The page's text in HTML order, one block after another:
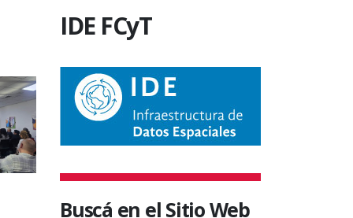
IDE FCyT
Buscá en el Sitio Web